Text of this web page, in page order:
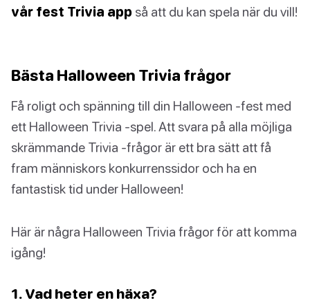
vår fest Trivia app så att du kan spela när du vill!
Bästa Halloween Trivia frågor
Få roligt och spänning till din Halloween -fest med
ett Halloween Trivia -spel. Att svara på alla möjliga
skrämmande Trivia -frågor är ett bra sätt att få
fram människors konkurrenssidor och ha en
fantastisk tid under Halloween!
Här är några Halloween Trivia frågor för att komma
igång!
1. Vad heter en häxa?